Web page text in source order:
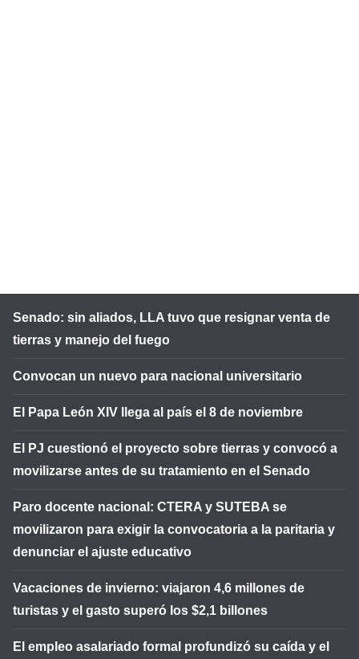
Senado: sin aliados, LLA tuvo que resignar venta de
tierras y manejo del fuego
Convocan un nuevo para nacional universitario
El Papa León XIV llega al país el 8 de noviembre
El PJ cuestionó el proyecto sobre tierras y convocó a
movilizarse antes de su tratamiento en el Senado
Paro docente nacional: CTERA y SUTEBA se
movilizaron para exigir la convocatoria a la paritaria y
denunciar el ajuste educativo
Vacaciones de invierno: viajaron 4,6 millones de
turistas y el gasto superó los $2,1 billones
El empleo asalariado formal profundizó su caída y el